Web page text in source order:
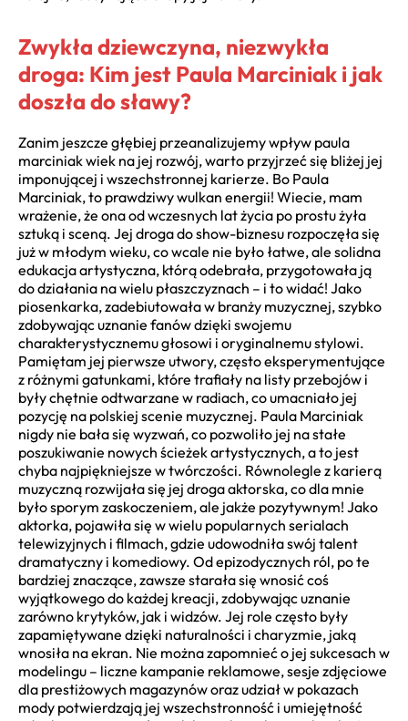
Zwykła dziewczyna, niezwykła
droga: Kim jest Paula Marciniak i jak
doszła do sławy?
Zanim jeszcze głębiej przeanalizujemy wpływ paula
marciniak wiek na jej rozwój, warto przyjrzeć się bliżej jej
imponującej i wszechstronnej karierze. Bo Paula
Marciniak, to prawdziwy wulkan energii! Wiecie, mam
wrażenie, że ona od wczesnych lat życia po prostu żyła
sztuką i sceną. Jej droga do show-biznesu rozpoczęła się
już w młodym wieku, co wcale nie było łatwe, ale solidna
edukacja artystyczna, którą odebrała, przygotowała ją
do działania na wielu płaszczyznach – i to widać! Jako
piosenkarka, zadebiutowała w branży muzycznej, szybko
zdobywając uznanie fanów dzięki swojemu
charakterystycznemu głosowi i oryginalnemu stylowi.
Pamiętam jej pierwsze utwory, często eksperymentujące
z różnymi gatunkami, które trafiały na listy przebojów i
były chętnie odtwarzane w radiach, co umacniało jej
pozycję na polskiej scenie muzycznej. Paula Marciniak
nigdy nie bała się wyzwań, co pozwoliło jej na stałe
poszukiwanie nowych ścieżek artystycznych, a to jest
chyba najpiękniejsze w twórczości. Równolegle z karierą
muzyczną rozwijała się jej droga aktorska, co dla mnie
było sporym zaskoczeniem, ale jakże pozytywnym! Jako
aktorka, pojawiła się w wielu popularnych serialach
telewizyjnych i filmach, gdzie udowodniła swój talent
dramatyczny i komediowy. Od epizodycznych ról, po te
bardziej znaczące, zawsze starała się wnosić coś
wyjątkowego do każdej kreacji, zdobywając uznanie
zarówno krytyków, jak i widzów. Jej role często były
zapamiętywane dzięki naturalności i charyzmie, jaką
wnosiła na ekran. Nie można zapomnieć o jej sukcesach w
modelingu – liczne kampanie reklamowe, sesje zdjęciowe
dla prestiżowych magazynów oraz udział w pokazach
mody potwierdzają jej wszechstronność i umiejętność